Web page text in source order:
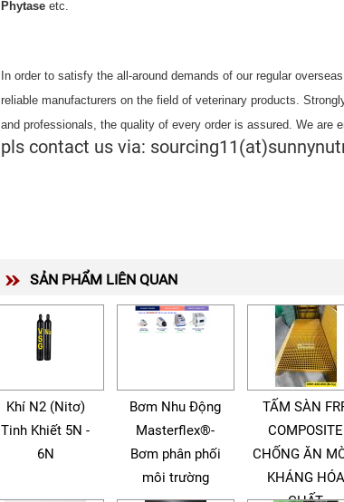
Phytaseetc.
In order to satisfy the all-around demands of our regular
reliable manufacturers on the field of veterinary products.
and professionals, the quality of every order is assured. We are
pls contact us via:
SẢN PHẨM LIÊN QUAN
Khí N2 (Nitơ)
Tinh Khiết 5N -
6N
Bơm Nhu Động
Masterflex®-
Bơm phân phối
môi trường
TẤM SÀN
COMPOSITE
CHỐNG ĂN
KHÁNG HÓA